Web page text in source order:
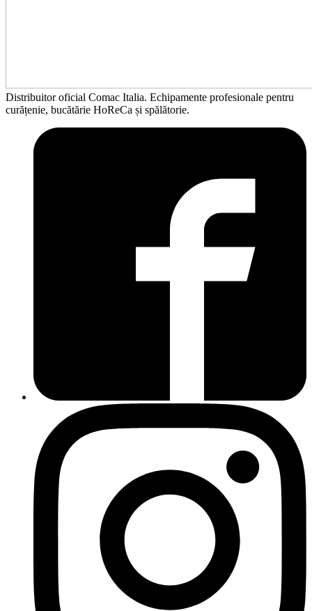
Distribuitor oficial Comac Italia. Echipamente profesionale pentru
curățenie, bucătărie HoReCa și spălătorie.